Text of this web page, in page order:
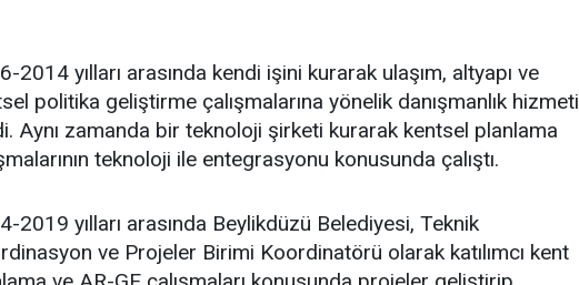
2014 yılları arasında kendi işini kurarak ulaşım, altyapı ve
politika geliştirme çalışmalarına yönelik danışmanlık hizmeti
Aynı zamanda bir teknoloji şirketi kurarak kentsel planlama
teknoloji ile entegrasyonu konusunda çalıştı.
2019 yılları arasında Beylikdüzü Belediyesi, Teknik
ve Projeler Birimi Koordinatörü olarak katılımcı kent